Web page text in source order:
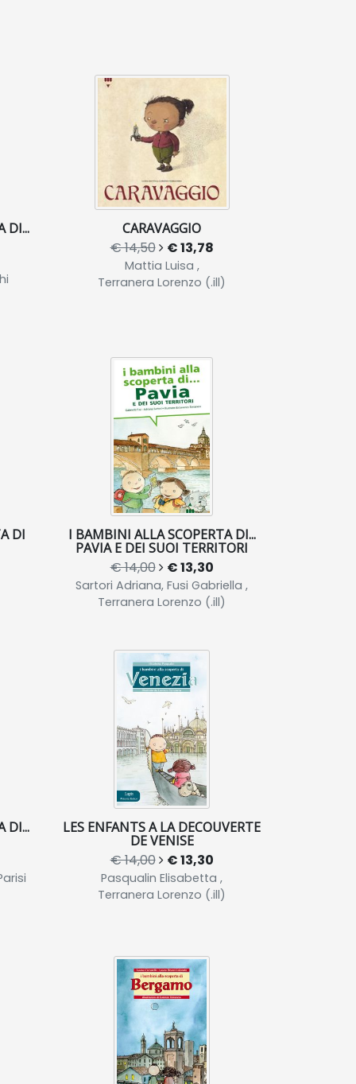
DI... CARAVAGGIO
€ 14,50 € 13,78
Mattia Luisa ,
Terranera Lorenzo (.ill)
DI I BAMBINI ALLA SCOPERTA DI...
PAVIA E DEI SUOI TERRITORI
€ 14,00 € 13,30
Sartori Adriana, Fusi Gabriella ,
Terranera Lorenzo (.ill)
DI... LES ENFANTS A LA DECOUVERTE
DE VENISE
€ 14,00 € 13,30
Pasqualin Elisabetta ,
Terranera Lorenzo (.ill)